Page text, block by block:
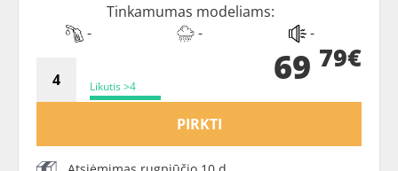
Tinkamumas modeliams:
-
- -
Likutis >4 69 79€
PIRKTI